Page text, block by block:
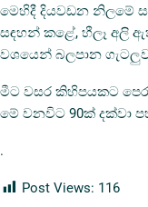
මෙහිදී දියවඩන නිලමේ
සඳහන් කළේ, හීලෑ අලි
වශයෙන් බලපාන
මීට වසර කිහිපයකට පෙර
මේ වනවිට 90ක් දක්වා
.
Post Views: 116